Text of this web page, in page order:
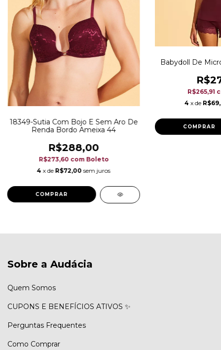
18349-Sutia Com Bojo E Sem Aro De
Renda Bordo Ameixa 44
R$288,00
R$273,60 com Boleto
4 x de R$72,00 sem juros
Babydoll De
R$265,91
4 x de
COMPRAR
Sobre a Audácia
Quem Somos
CUPONS E BENEFÍCIOS ATIVOS ✨
Perguntas Frequentes
Como Comprar